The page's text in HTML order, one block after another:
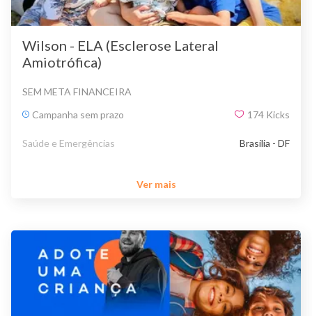
Wilson - ELA (Esclerose Lateral
Amiotrófica)
SEM META FINANCEIRA
Campanha sem prazo
174 Kicks
Saúde e Emergências Brasília - DF
Ver mais